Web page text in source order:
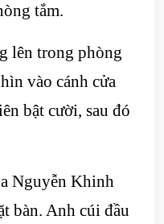
tắm.
lên trong phòng
vào cánh cửa
bật cười, sau đó
Nguyễn Khinh
bàn. Anh cúi đầu